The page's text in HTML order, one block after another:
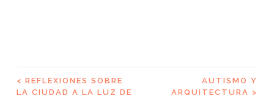
NAVEGACIÓN
< REFLEXIONES SOBRE
LA CIUDAD A LA LUZ DE
AUTISMO Y
ARQUITECTURA >